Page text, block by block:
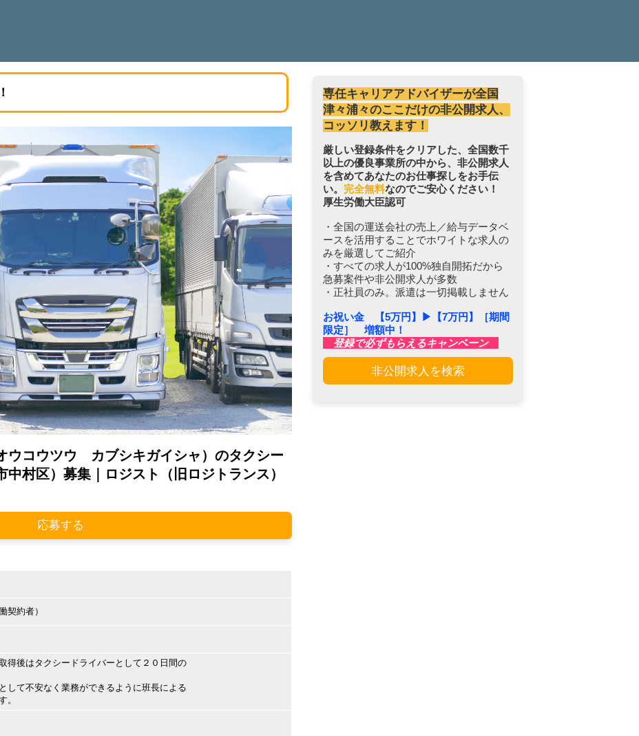
ウコウツウ カブシキガイシャ）のタクシー
村区）募集｜ロジスト（旧ロジトランス）
応募する
契約者）
得後はタクシードライバーとして２０日間の
して不安なく業務ができるように班長による
。
専任キャリアアドバイザーが全国
津々浦々のここだけの非公開求人、
コッソリ教えます！
厳しい登録条件をクリアした、全国数千
以上の優良事業所の中から、非公開求人
を含めてあなたのお仕事探しをお手伝
い。 完全無料なのでご安心ください！
厚生労働大臣認可
・全国の運送会社の売上／給与データベ
ースを活用することでホワイトな求人の
みを厳選してご紹介
・すべての求人が100%独自開拓だから
急募案件や非公開求人が多数
・正社員のみ。派遣は一切掲載しません
お祝い金 【5万円】▶︎【7万円】［期間
限定］ 増額中！
登録で必ずもらえるキャンペーン
非公開求人を検索